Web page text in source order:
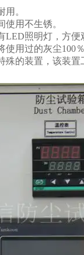
。
用不生锈。
照明灯，方便
使用过的灰尘100
的装置，该装置